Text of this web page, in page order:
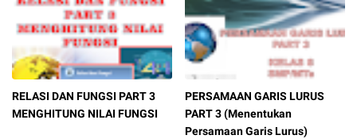
RELASI DAN FUNGSI PART 3
MENGHITUNG NILAI FUNGSI
PERSAMAAN GARIS LURUS
PART 3 (Menentukan
Persamaan Garis Lurus)